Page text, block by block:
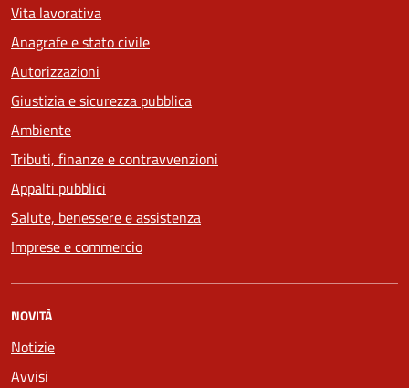
Vita lavorativa
Anagrafe e stato civile
Autorizzazioni
Giustizia e sicurezza pubblica
Ambiente
Tributi, finanze e contravvenzioni
Appalti pubblici
Salute, benessere e assistenza
Imprese e commercio
NOVITÀ
Notizie
Avvisi